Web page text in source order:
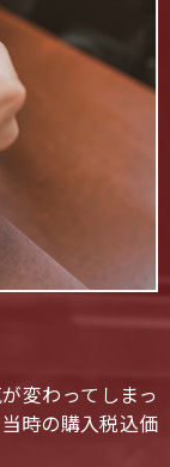
変わってしまっ
時の購入税込価